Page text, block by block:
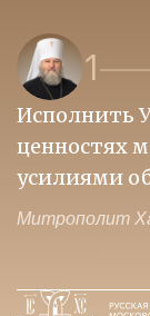
1
Исполнить
ценностях
усилиями
Митрополит